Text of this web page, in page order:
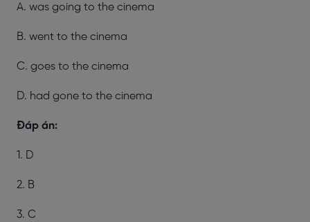
A. was going to the cinema
B. went to the cinema
C. goes to the cinema
D. had gone to the cinema
Đáp án:
1. D
2. B
3. C